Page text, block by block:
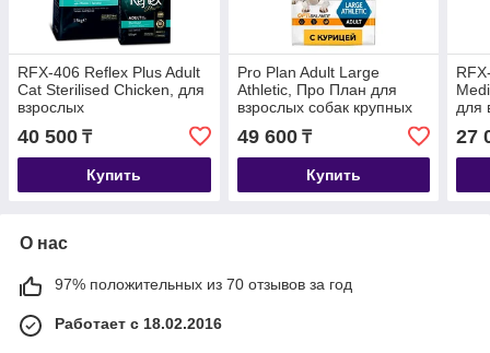
RFX-406 Reflex Plus Adult
Cat Sterilised Chicken, для
взрослых
стерилизованных кошек с
курицей, уп.15кг.
40 500 ₸
Купить
Pro Plan Adult Large
Athletic, Про План для
взрослых собак крупных
пород с курицей и рисом,
уп. 14кг.
49 600₸
Купить
для
с
27
О нас
97% положительных из 70 отзывов за год
Работает с 18.02.2016